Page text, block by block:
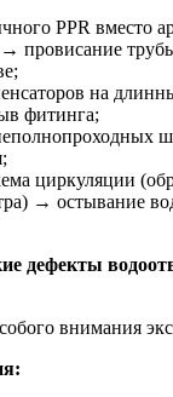
PPR вместо
провисание
на
фитинга;
циркуляции
→ остывание
дефекты
внимания